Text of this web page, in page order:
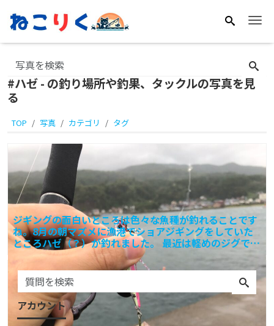
#ハゼ - の釣り場所や釣果、タックルの写真を見
る
TOP 写真 カテゴリ タグ
ジギングの面白いところは色々な魚種が釣れることです
ね。8月の朝マズメに漁港でショアジギングをしていた
ところハゼ（？）が釣れました。 最近は軽めのジグで行
うライト
アカウント